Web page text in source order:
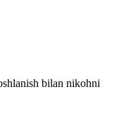
bilan nikohni